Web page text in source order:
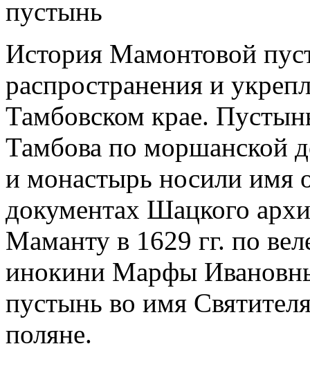
История Мамонтовой
распространения и
Тамбовском крае.
Тамбова по моршанской
и монастырь носили имя
документах Шацкого
Маманту в 1629 гг. по
инокини Марфы
пустынь во имя
поляне.